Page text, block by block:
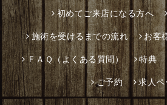
初めてご来店になる方へ
施術を受けるまでの流れ お客
ＦＡＱ（よくある質問） 特典
ご予約 求人ペ